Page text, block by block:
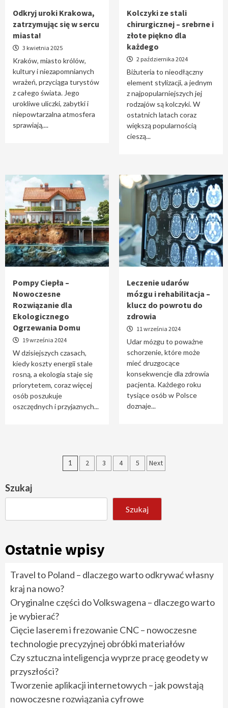
Odkryj uroki Krakowa,
zatrzymując się w sercu
miasta!
3 kwietnia 2025
Kraków, miasto królów,
kultury i niezapomnianych
wrażeń, przyciąga turystów
z całego świata. Jego
urokliwe uliczki, zabytki i
niepowtarzalna atmosfera
sprawiają,...
Kolczyki ze stali
chirurgicznej – srebrne i
złote piękno dla
każdego
2 października 2024
Biżuteria to nieodłączny
element stylizacji, a jednym
z najpopularniejszych jej
rodzajów są kolczyki. W
ostatnich latach coraz
większą popularnością
cieszą...
Pompy Ciepła –
Nowoczesne
Rozwiązanie dla
Ekologicznego
Ogrzewania Domu
19 września 2024
W dzisiejszych czasach,
kiedy koszty energii stale
rosną, a ekologia staje się
priorytetem, coraz więcej
osób poszukuje
oszczędnych i przyjaznych...
Leczenie udarów
mózgu i rehabilitacja –
klucz do powrotu do
zdrowia
11 września 2024
Udar mózgu to poważne
schorzenie, które może
mieć druzgocące
konsekwencje dla zdrowia
pacjenta. Każdego roku
tysiące osób w Polsce
doznaje...
Stronicowanie
1 2 3 4 5 Next
Szukaj
Szukaj
Ostatnie wpisy
Travel to Poland – dlaczego warto odkrywać własny
kraj na nowo?
Oryginalne części do Volkswagena – dlaczego warto
je wybierać?
Cięcie laserem i frezowanie CNC – nowoczesne
technologie precyzyjnej obróbki materiałów
Czy sztuczna inteligencja wyprze pracę geodety w
przyszłości?
Tworzenie aplikacji internetowych – jak powstają
nowoczesne rozwiązania cyfrowe